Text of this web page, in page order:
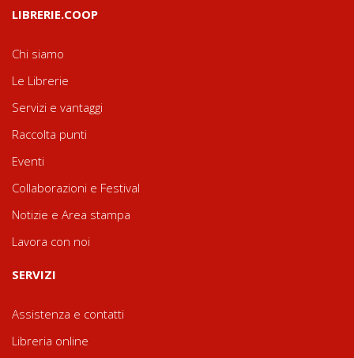
LIBRERIE.COOP
Chi siamo
Le Librerie
Servizi e vantaggi
Raccolta punti
Eventi
Collaborazioni e Festival
Notizie e Area stampa
Lavora con noi
SERVIZI
Assistenza e contatti
Libreria online